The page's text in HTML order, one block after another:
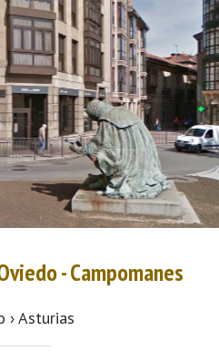
- Campomanes
› Asturias